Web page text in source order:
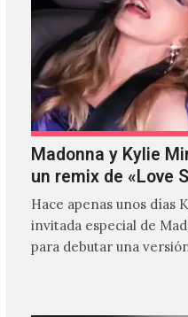
Madonna y Kylie
un remix de «Love
Hace apenas unos días
invitada especial de
para debutar una